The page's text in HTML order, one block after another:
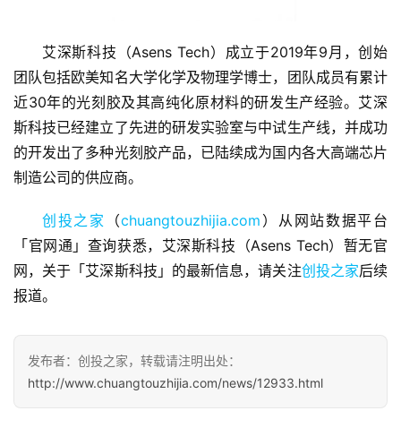
首
页
融
资
商
业
察
初
创
艾深斯科技（Asens Tech）成立于2019年9月，创始
团队包括欧美知名大学化学及物理学博士，团队成员有累计
近30年的光刻胶及其高纯化原材料的研发生产经验。艾深
斯科技已经建立了先进的研发实验室与中试生产线，并成功
的开发出了多种光刻胶产品，已陆续成为国内各大高端芯片
制造公司的供应商。
创投之家 （chuangtouzhijia.com ）从网站数据平台
「官网通」查询获悉，艾深斯科技（Asens Tech）暂无官
网，关于「艾深斯科技」的最新信息，请关注创投之家后续
报道。
发布者：创投之家，转载请注明出处：
http://www.chuangtouzhijia.com/news/12933.html